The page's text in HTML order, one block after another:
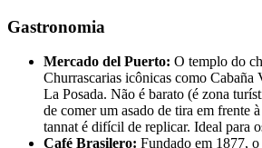
Gastronomia
Mercado del Puerto: O templo do
Churrascarias icônicas como Cabaña
La Posada. Não é barato (é zona
de comer um asado de tira em frente
tannat é difícil de replicar. Ideal para
Café Brasilero: Fundado em 1877,